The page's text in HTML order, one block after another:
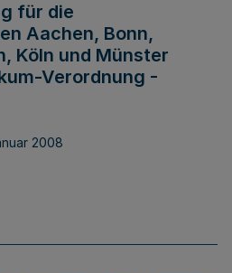
für die
Aachen, Bonn,
Köln und Münster
Verordnung -
2008